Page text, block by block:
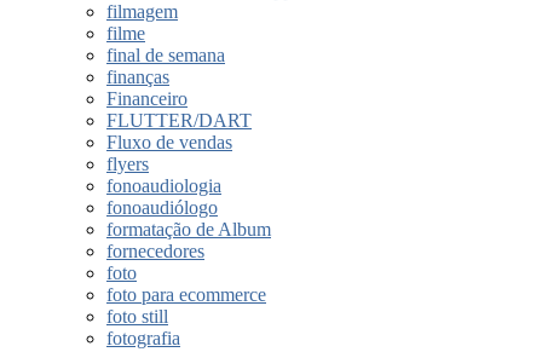
filmagem
filme
final de semana
finanças
Financeiro
FLUTTER/DART
Fluxo de vendas
flyers
fonoaudiologia
fonoaudiólogo
formatação de Album
fornecedores
foto
foto para ecommerce
foto still
fotografia